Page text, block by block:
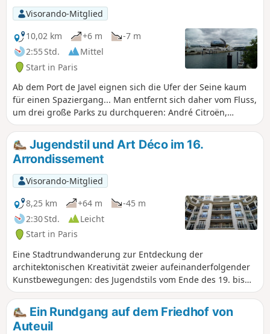
Visorando-Mitglied
10,02 km
+6 m
-7 m
2:55 Std.
Mittel
Start in Paris
Ab dem Port de Javel eignen sich die Ufer der Seine kaum
für einen Spaziergang... Man entfernt sich daher vom Fluss,
um drei große Parks zu durchqueren: André Citroën,
Suzanne Lenglen und den Parc de l’Île Saint-Germain.
Anschließend gelangt man wieder auf den Treidelpfad mit
seinen zahlreichen festgemachten Lastkähnen. Die
Wanderung endet mit einem kurzen Abstecher in den Parc
de Saint-Cloud, bevor man die gleichnamige Brücke
überquert, um die Seine zu passieren.
Jugendstil und Art Déco im 16.
Arrondissement
Visorando-Mitglied
8,25 km
+64 m
-45 m
2:30 Std.
Leicht
Start in Paris
Eine Stadtrundwanderung zur Entdeckung der
architektonischen Kreativität zweier aufeinanderfolgender
Kunstbewegungen: des Jugendstils vom Ende des 19. bis
zum Beginn des 20. Jahrhunderts und des Art Déco in der
Zwischenkriegszeit.
Ein Rundgang auf dem Friedhof von
Auteuil